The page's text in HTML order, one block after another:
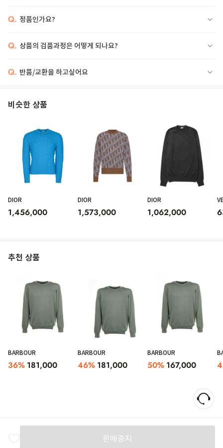
Q. 정품인가요?
Q. 상품의 검품과정은 어떻게 되나요?
Q. 반품/교환을 하고싶어요
비슷한 상품
DIOR
1,456,000
DIOR
1,573,000
DIOR
1,062,000
추천 상품
BARBOUR
36% 181,000
BARBOUR
46% 181,000
BARBOUR
50% 167,000
판매중지